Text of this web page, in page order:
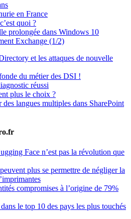
en France
quoi ?
prolongée dans Windows 10
Exchange (1/2)
et les attaques de nouvelle
du métier des DSI !
réussi
plus le choix ?
langues multiples dans SharePoint
Face n’est pas la révolution que
plus se permettre de négliger la
compromises à l’origine de 79%
le top 10 des pays les plus touchés